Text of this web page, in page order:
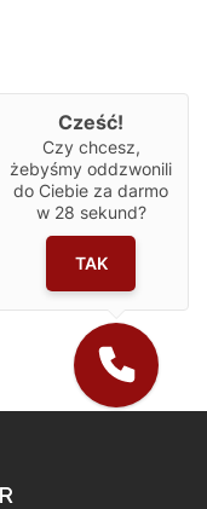
Cześć!
Czy chcesz,
żebyśmy oddzwonili
do Ciebie za darmo
w 28 sekund?
TAK